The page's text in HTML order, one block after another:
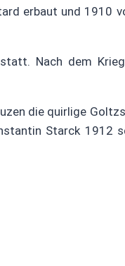
erbaut und 1910
Nach dem
die quirlige
Starck 1912